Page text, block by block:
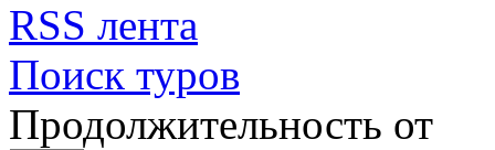
RSS лента
Поиск туров
Продолжительность от